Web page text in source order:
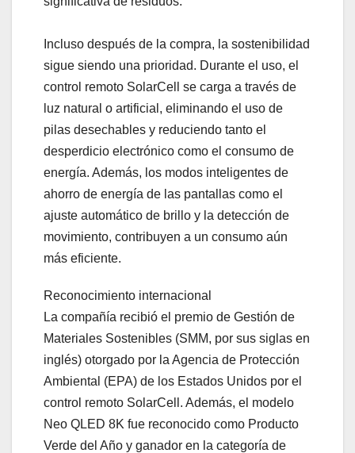
Incluso después de la compra, la sostenibilidad
sigue siendo una prioridad. Durante el uso, el
control remoto SolarCell se carga a través de
luz natural o artificial, eliminando el uso de
pilas desechables y reduciendo tanto el
desperdicio electrónico como el consumo de
energía. Además, los modos inteligentes de
ahorro de energía de las pantallas como el
ajuste automático de brillo y la detección de
movimiento, contribuyen a un consumo aún
más eficiente.
Reconocimiento internacional
La compañía recibió el premio de Gestión de
Materiales Sostenibles (SMM, por sus siglas en
inglés) otorgado por la Agencia de Protección
Ambiental (EPA) de los Estados Unidos por el
control remoto SolarCell. Además, el modelo
Neo QLED 8K fue reconocido como Producto
Verde del Año y ganador en la categoría de